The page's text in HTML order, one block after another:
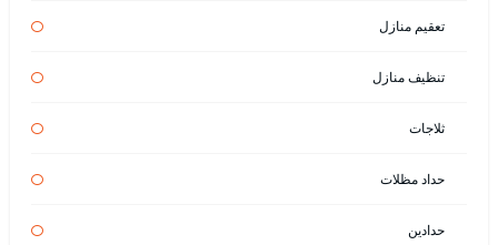
تعقيم منازل
تنظيف منازل
ثلاجات
حداد مظلات
حدادين